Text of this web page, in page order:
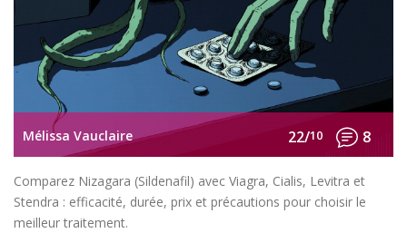
Mélissa Vauclaire 22/10 8
Comparez Nizagara (Sildenafil) avec Viagra, Cialis, Levitra et
Stendra : efficacité, durée, prix et précautions pour choisir le
meilleur traitement.